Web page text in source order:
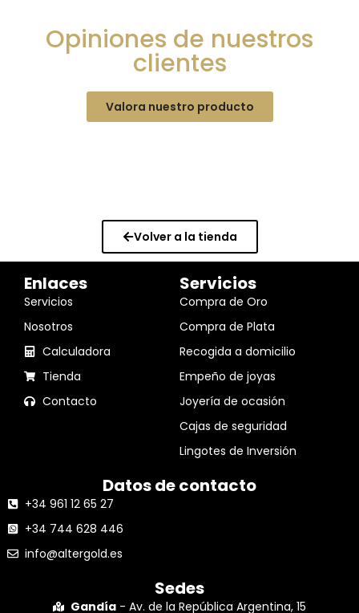
Opiniones de nuestros
clientes
Valora nuestro producto
Volver a la tienda
Enlaces
Servicios
Nosotros
Calculadora
Tienda
Contacto
Servicios
Compra de Oro
Compra de Plata
Recogida a domicilio
Empeño de joyas
Joyería de ocasión
Cajas de seguridad
Lingotes de Inversión
Datos de contacto
+34 961 12 65 27
+34 744 628 446
info@altergold.es
Sedes
Gandía - Av. de la República Argentina, 15